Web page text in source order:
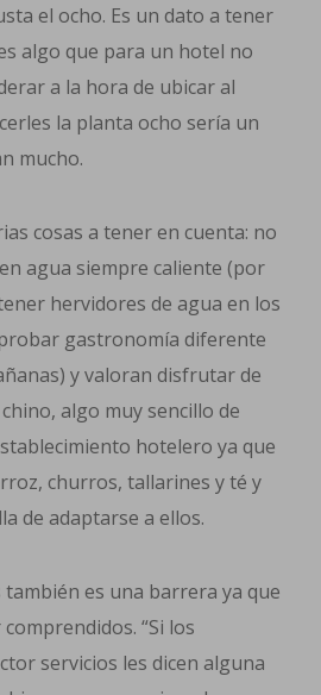
el ocho. Es un dato a tener
algo que para un hotel no
a la hora de ubicar al
la planta ocho sería un
mucho.
cosas a tener en cuenta: no
agua siempre caliente (por
hervidores de agua en los
gastronomía diferente
y valoran disfrutar de
algo muy sencillo de
hotelero ya que
churros, tallarines y té y
de adaptarse a ellos.
también es una barrera ya que
“Si los
servicios les dicen alguna